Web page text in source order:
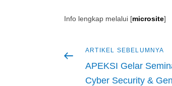
Info lengkap melalui [microsite]
Navigasi
pos
Artikel
sebelumnya
ARTIKEL SEBELUMNYA
APEKSI Gelar
Cyber Security &